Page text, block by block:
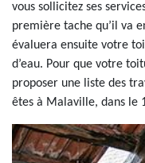
vous sollicitez ses
première tache qu’il va
évaluera ensuite votre
d’eau. Pour que votre
proposer une liste des
êtes à Malaville, dans le